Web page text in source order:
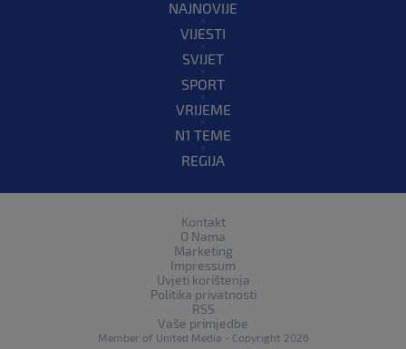
NAJNOVIJE
VIJESTI
SVIJET
SPORT
VRIJEME
N1 TEME
REGIJA
Kontakt
O Nama
Marketing
Impressum
Uvjeti korištenja
Politika privatnosti
RSS
Vaše primjedbe
Member of United Media - Copyright 2026